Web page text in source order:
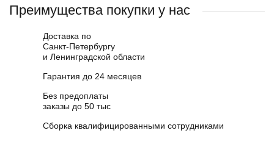
Преимущества покупки у нас
Доставка по
Санкт-Петербургу
и Ленинградской области
Гарантия до 24 месяцев
Без предоплаты
заказы до 50 тыс
Сборка квалифицированными сотрудниками